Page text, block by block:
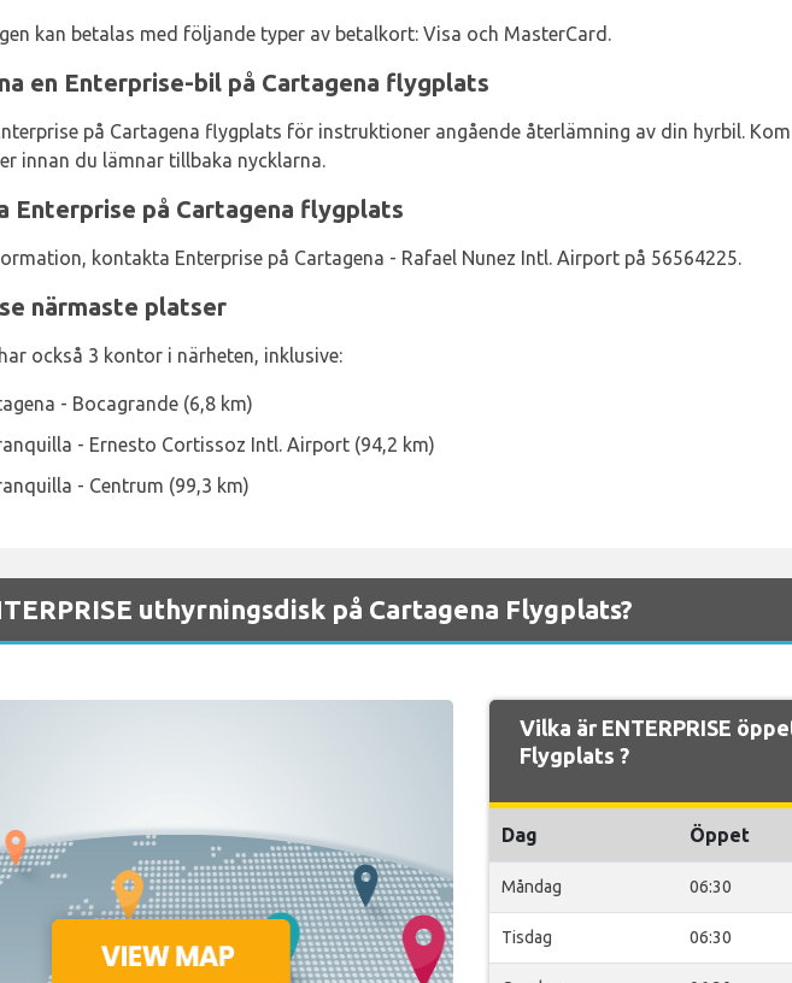
kan betalas med följande typer av betalkort: Visa och MasterCard.
en Enterprise-bil på Cartagena flygplats
på Cartagena flygplats för instruktioner angående återlämning av din hyrbil.
innan du lämnar tillbaka nycklarna.
Enterprise på Cartagena flygplats
kontakta Enterprise på Cartagena - Rafael Nunez Intl. Airport på 56564225.
närmaste platser
också 3 kontor i närheten, inklusive:
- Bocagrande (6,8 km)
- Ernesto Cortissoz Intl. Airport (94,2 km)
- Centrum (99,3 km)
uthyrningsdisk på Cartagena Flygplats?
Vilka är ENTERPRISE
Flygplats ?
Dag Öppet
Måndag 06:30
Tisdag 06:30